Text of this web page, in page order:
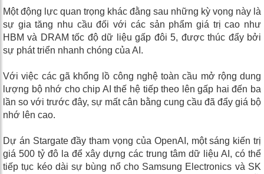
Một động lực quan trọng khác đằng sau những kỳ vọng này là
sự gia tăng nhu cầu đối với các sản phẩm giá trị cao như
HBM và DRAM tốc độ dữ liệu gấp đôi 5, được thúc đẩy bởi
sự phát triển nhanh chóng của AI.
Với việc các gã khổng lồ công nghệ toàn cầu mở rộng dung
lượng bộ nhớ cho chip AI thế hệ tiếp theo lên gấp hai đến ba
lần so với trước đây, sự mất cân bằng cung cầu đã đẩy giá bộ
nhớ lên cao.
Dự án Stargate đầy tham vọng của OpenAI, một sáng kiến ​​trị
giá 500 tỷ đô la để xây dựng các trung tâm dữ liệu AI, có thể
tiếp tục kéo dài sự bùng nổ cho Samsung Electronics và SK